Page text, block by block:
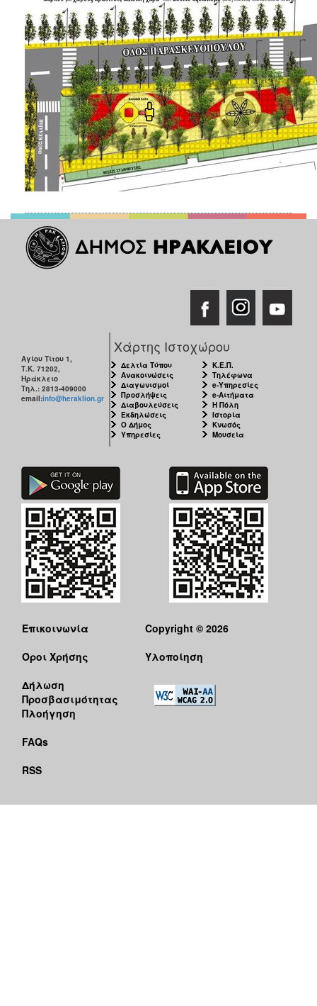
Αγίου Τίτου 1,
Τ.Κ. 71202,
Ηράκλειο
Τηλ.: 2813-409000
email:info@heraklion.gr
Χάρτης Ιστοχώρου
Δελτία Τύπου
Ανακοινώσεις
Διαγωνισμοί
Προσλήψεις
Διαβουλεύσεις
Εκδηλώσεις
Ο Δήμος
Υπηρεσίες
Κ.Ε.Π.
Τηλέφωνα
e-Υπηρεσίες
e-Αιτήματα
Η Πόλη
Ιστορία
Κνωσός
Μουσεία
Επικοινωνία
Όροι Χρήσης
Δήλωση
Προσβασιμότητας
Πλοήγηση
FAQs
RSS
Copyright © 2026
Υλοποίηση